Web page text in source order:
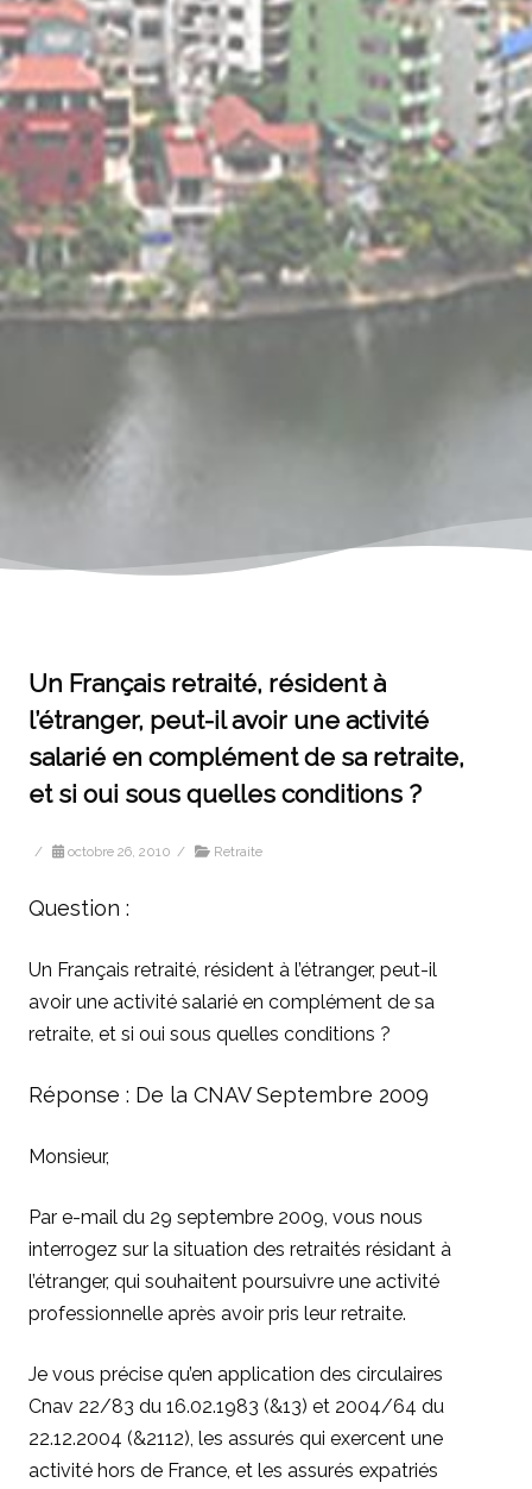
Un Français retraité, résident à
l’étranger, peut-il avoir une activité
salarié en complément de sa retraite,
et si oui sous quelles conditions ?
/ octobre 26, 2010 / Retraite
Question :
Un Français retraité, résident à l’étranger, peut-il
avoir une activité salarié en complément de sa
retraite, et si oui sous quelles conditions ?
Réponse : De la CNAV Septembre 2009
Monsieur,
Par e-mail du 29 septembre 2009, vous nous
interrogez sur la situation des retraités résidant à
l’étranger, qui souhaitent poursuivre une activité
professionnelle après avoir pris leur retraite.
Je vous précise qu’en application des circulaires
Cnav 22/83 du 16.02.1983 (&13) et 2004/64 du
22.12.2004 (&2112), les assurés qui exercent une
activité hors de France, et les assurés expatriés